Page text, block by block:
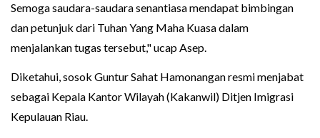
Semoga saudara-saudara senantiasa mendapat bimbingan
dan petunjuk dari Tuhan Yang Maha Kuasa dalam
menjalankan tugas tersebut," ucap Asep.
Diketahui, sosok Guntur Sahat Hamonangan resmi menjabat
sebagai Kepala Kantor Wilayah (Kakanwil) Ditjen Imigrasi
Kepulauan Riau.